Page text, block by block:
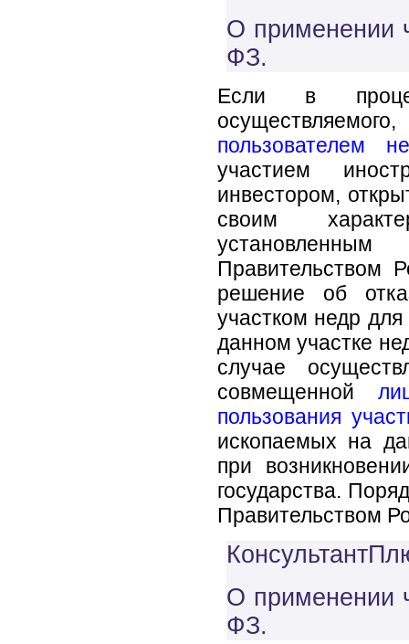
О применении
ФЗ.
Если в
пользователем
участием
инвестором,
своим
Правительством
решение об
участком недр
данном участке
случае
совмещенной
пользования
ископаемых на
при
государства.
Правительством
О применении
ФЗ.